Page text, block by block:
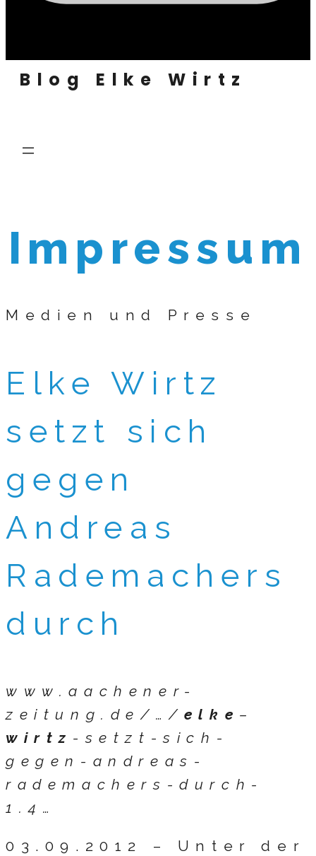
Blog Elke Wirtz
Impressum
Medien und Presse
Elke Wirtz
setzt sich
gegen
Andreas
Rademachers
durch
www.aachener-
zeitung.de/…/ elke –
wirtz -setzt-sich-
gegen-andreas-
rademachers-durch-
1.4…
03.09.2012 – Unter der